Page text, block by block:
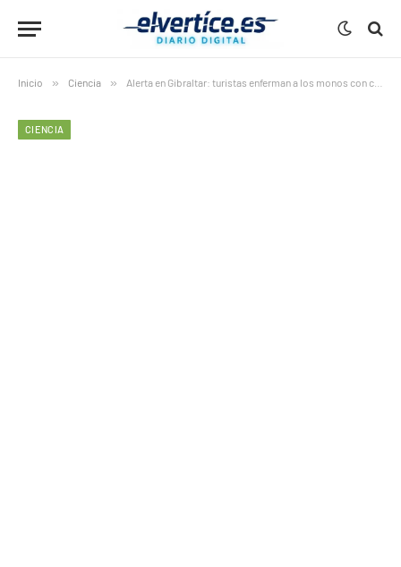
Inicio » Ciencia » Alerta en Gibraltar: turistas enferman a los monos con comida basura
CIENCIA